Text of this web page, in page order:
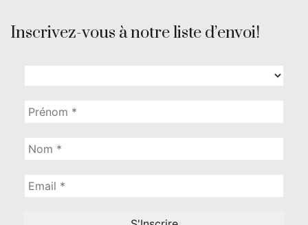
Inscrivez-vous à notre liste d’envoi!